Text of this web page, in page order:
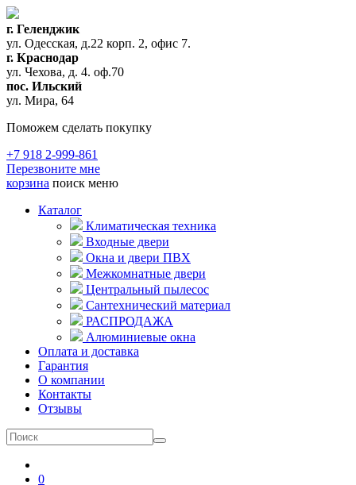
г. Геленджик
ул. Одесская, д.22 корп. 2, офис 7.
г. Краснодар
ул. Чехова, д. 4. оф.70
пос. Ильский
ул. Мира, 64
Поможем сделать покупку
+7 918 2-999-861
Перезвоните мне
корзина поиск меню
Каталог
Климатическая техника
Входные двери
Окна и двери ПВХ
Межкомнатные двери
Центральный пылесос
Сантехнический материал
РАСПРОДАЖА
Алюминиевые окна
Оплата и доставка
Гарантия
О компании
Контакты
Отзывы
0